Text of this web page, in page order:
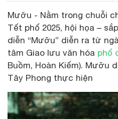
Mưỡu - Nằm trong chuỗi
Tết phố 2025, hội họa –
diễn “Mưỡu” diễn ra từ
tâm Giao lưu văn hóa phố
Buồm, Hoàn Kiếm). Mưỡu
Tây Phong thực hiện